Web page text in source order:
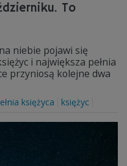
To
niebie pojawi się
i największa pełnia
przyniosą kolejne dwa
księżyca księżyc